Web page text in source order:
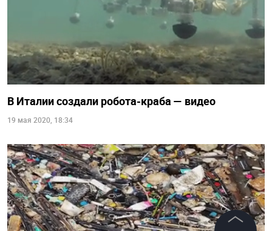
В Италии создали робота-краба — видео
19 мая 2020, 18:34